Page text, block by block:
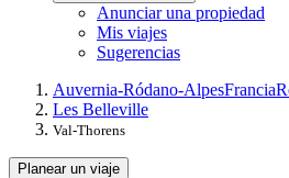
Anunciar una propiedad
Mis viajes
Sugerencias
Auvernia-Ródano-AlpesFrancia
Les Belleville
Val-Thorens
Planear un viaje